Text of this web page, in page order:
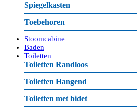
Spiegelkasten
Toebehoren
Stoomcabine
Baden
Toiletten
Toiletten Randloos
Toiletten Hangend
Toiletten met bidet